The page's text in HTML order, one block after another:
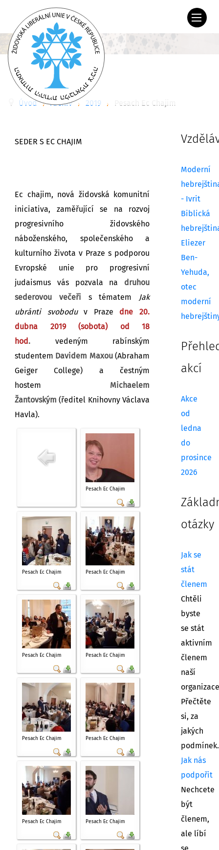
Úvod Archiv 2019 Pesach Ec Chajim
SEDER S EC CHAJIM
Ec chajim, nová židovská komunitní
iniciativa, zaměřující se na rozvoj
progresivního židovského
náboženského, společenského a
kulturního života v Praze s podporou
Evropské unie pro progresivní
judaismus vás pozvala na druhou
sederovou večeři
s tématem Jak
ubránti svobodu
v Praze
dne 20.
dubna 2019 (sobota) od 18
hod. vedeným rabínským
studentem Davidem Maxou(Abraham
Geiger College) a čestným
hostem Michaelem
Žantovským (ředitel Knihovny Václava
Havla).
Pesach Ec Chajim
Pesach Ec Chajim Pesach Ec Chajim
Pesach Ec Chajim Pesach Ec Chajim
Pesach Ec Chajim Pesach Ec Chajim
Pesach Ec Chajim Pesach Ec Chajim
Moderní
- Ivrit
Biblická
Eliezer
Ben-
Yehuda,
otec
moderní
akcí
Akce
od
ledna
do
prosince
2026
otázky
Jak se
stát
členem
Chtěli
byste
se stát
aktivním
členem
naší
Přečtěte
si, za
jakých
podmínek.
Jak nás
podpořit
Nechcete
být
členem,
ale líbí